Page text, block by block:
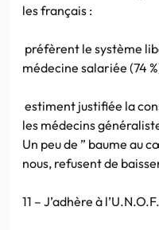
les français :
préfèrent le système
médecine salariée (74
estiment justifiée la
les médecins
Un peu de ” baume au
nous, refusent de
11 – J’adhère à